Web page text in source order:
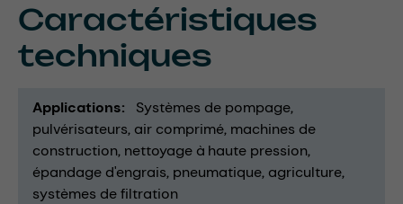
Caractéristiques
techniques
Applications
Systèmes de pompage
pulvérisateurs air comprimé machines de
construction nettoyage à haute pression
épandage d'engrais pneumatique agriculture
systèmes de filtration